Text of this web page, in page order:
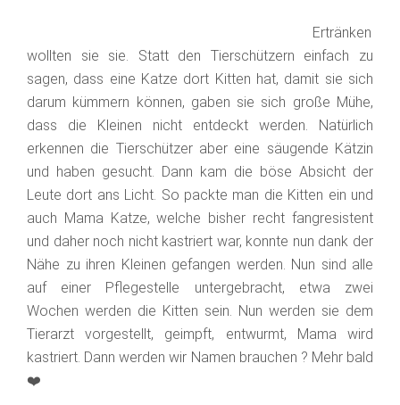
Ertränken
wollten sie sie. Statt den Tierschützern einfach zu
sagen, dass eine Katze dort Kitten hat, damit sie sich
darum kümmern können, gaben sie sich große Mühe,
dass die Kleinen nicht entdeckt werden. Natürlich
erkennen die Tierschützer aber eine säugende Kätzin
und haben gesucht. Dann kam die böse Absicht der
Leute dort ans Licht. So packte man die Kitten ein und
auch Mama Katze, welche bisher recht fangresistent
und daher noch nicht kastriert war, konnte nun dank der
Nähe zu ihren Kleinen gefangen werden. Nun sind alle
auf einer Pflegestelle untergebracht, etwa zwei
Wochen werden die Kitten sein. Nun werden sie dem
Tierarzt vorgestellt, geimpft, entwurmt, Mama wird
kastriert. Dann werden wir Namen brauchen ? Mehr bald
❤️